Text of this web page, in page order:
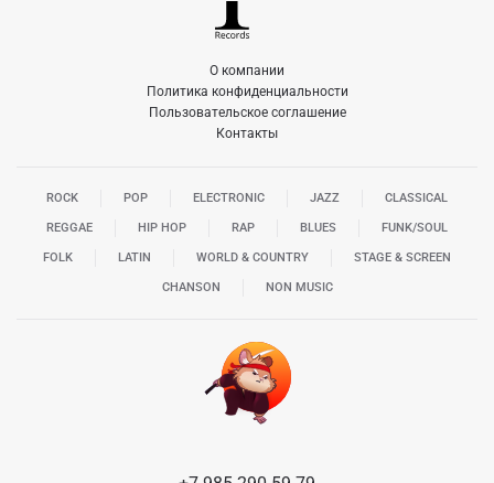
О компании
Политика конфиденциальности
Пользовательское соглашение
Контакты
ROCK POP ELECTRONIC JAZZ CLASSICAL
REGGAE HIP HOP RAP BLUES FUNK/SOUL
FOLK LATIN WORLD & COUNTRY STAGE & SCREEN
CHANSON NON MUSIC